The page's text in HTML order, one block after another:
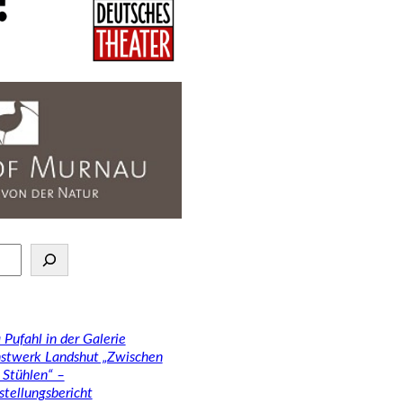
Pufahl in der Galerie
Landshut „Zwischen
–